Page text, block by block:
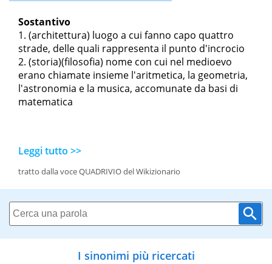
Sostantivo
(architettura) luogo a cui fanno capo quattro
strade, delle quali rappresenta il punto d'incrocio
(storia)(filosofia) nome con cui nel medioevo
erano chiamate insieme l'aritmetica, la geometria,
l'astronomia e la musica, accomunate da basi di
matematica
Leggi tutto >>
tratto dalla voce QUADRIVIO del Wikizionario
I sinonimi più ricercati